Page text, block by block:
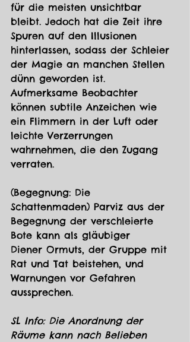
für die meisten unsichtbar
bleibt. Jedoch hat die Zeit ihre
Spuren auf den Illusionen
hinterlassen, sodass der Schleier
der Magie an manchen Stellen
dünn geworden ist.
Aufmerksame Beobachter
können subtile Anzeichen wie
ein Flimmern in der Luft oder
leichte Verzerrungen
wahrnehmen, die den Zugang
verraten.
(Begegnung: Die
Schattenmaden) Parviz aus der
Begegnung der verschleierte
Bote kann als gläubiger
Diener Ormuts, der Gruppe mit
Rat und Tat beistehen, und
Warnungen vor Gefahren
aussprechen.
SL Info: Die Anordnung der
Räume kann nach Belieben